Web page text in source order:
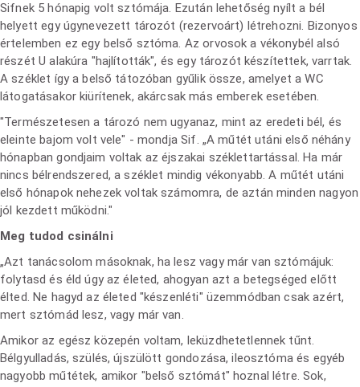
Sifnek 5 hónapig volt sztómája. Ezután lehetőség nyílt a bél
helyett egy úgynevezett tározót (rezervoárt) létrehozni. Bizonyos
értelemben ez egy belső sztóma. Az orvosok a vékonybél alsó
részét U alakúra "hajlították", és egy tározót készítettek, varrtak.
A széklet így a belső tátozóban gyűlik össze, amelyet a WC
látogatásakor kiürítenek, akárcsak más emberek esetében.
"Természetesen a tározó nem ugyanaz, mint az eredeti bél, és
eleinte bajom volt vele" - mondja Sif. „A műtét utáni első néhány
hónapban gondjaim voltak az éjszakai széklettartással. Ha már
nincs bélrendszered, a széklet mindig vékonyabb. A műtét utáni
első hónapok nehezek voltak számomra, de aztán minden nagyon
jól kezdett működni."
Meg tudod csinálni
„Azt tanácsolom másoknak, ha lesz vagy már van sztómájuk:
folytasd és éld úgy az életed, ahogyan azt a betegséged előtt
élted. Ne hagyd az életed "készenléti" üzemmódban csak azért,
mert sztómád lesz, vagy már van.
Amikor az egész közepén voltam, leküzdhetetlennek tűnt.
Bélgyulladás, szülés, újszülött gondozása, ileosztóma és egyéb
nagyobb műtétek, amikor "belső sztómát" hoznal létre. Sok,